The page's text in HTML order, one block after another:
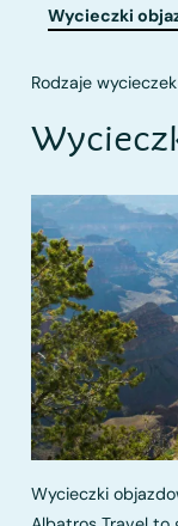
Wycieczki
Rodzaje wycieczek
Wycieczki